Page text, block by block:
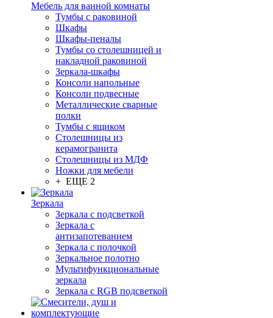
Мебель для ванной комнаты
Тумбы с раковиной
Шкафы
Шкафы-пеналы
Тумбы со столешницей и
накладной раковиной
Зеркала-шкафы
Консоли напольные
Консоли подвесные
Металлические сварные
полки
Тумбы с ящиком
Столешницы из
керамогранита
Столешницы из МДФ
Ножки для мебели
+ ЕЩЕ 2
Зеркала
Зеркала с подсветкой
Зеркала с
антизапотеванием
Зеркала с полочкой
Зеркальное полотно
Мультифункциональные
зеркала
Зеркала c RGB подсветкой